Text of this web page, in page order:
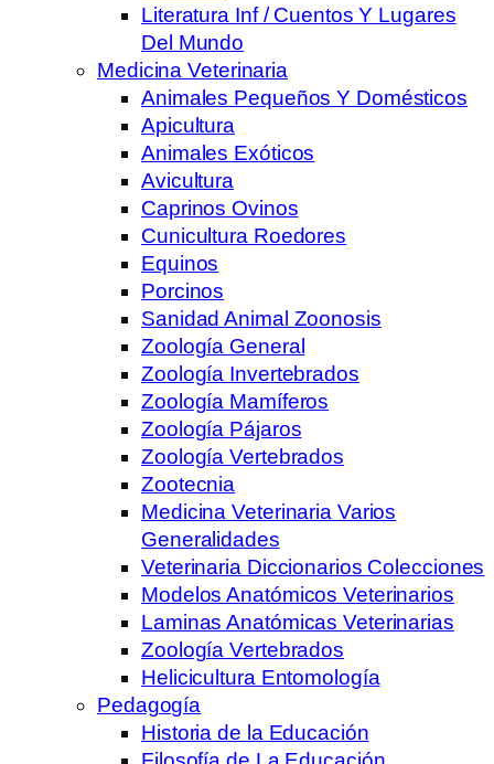
Literatura Inf / Cuentos Y Lugares
Del Mundo
Medicina Veterinaria
Animales Pequeños Y Domésticos
Apicultura
Animales Exóticos
Avicultura
Caprinos Ovinos
Cunicultura Roedores
Equinos
Porcinos
Sanidad Animal Zoonosis
Zoología General
Zoología Invertebrados
Zoología Mamíferos
Zoología Pájaros
Zoología Vertebrados
Zootecnia
Medicina Veterinaria Varios
Generalidades
Veterinaria Diccionarios Colecciones
Modelos Anatómicos Veterinarios
Laminas Anatómicas Veterinarias
Zoología Vertebrados
Helicicultura Entomología
Pedagogía
Historia de la Educación